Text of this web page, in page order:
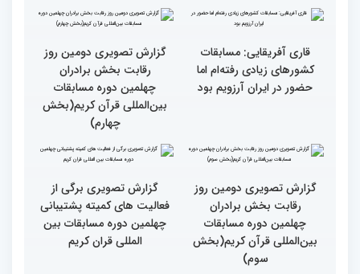
قرائت قرآن برای هر
مسلمان باید اولین اولویت
باشد
انس با قرآن در روابط
اجتماعی افراد تأثیرگذار است
قاری آفریقایی: مسابقات
کشورهای زیادی رفته‌ام اما
حضور در ایران آرزویم بود
گزارش تصویری دومین روز
رقابت بخش برادران
چهلمین دوره مسابقات
بین‌المللی قرآن کریم(بخش
چهارم)